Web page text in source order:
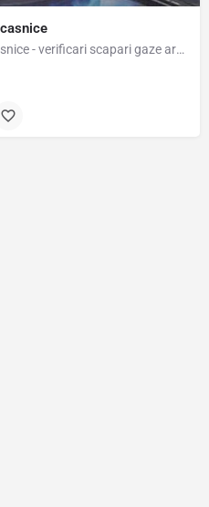
Reparatii / instalare aragaze casnice - verificari scapari gaze aragaz, reglaje - curatare - schimbari duze…